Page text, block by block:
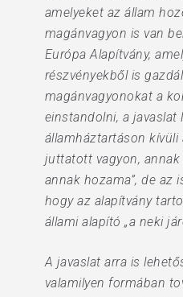
amelyeket az állam
magánvagyon is van
Európa Alapítvány,
részvényekből is
magánvagyonokat a
einstandolni, a javaslat
államháztartáson
juttatott vagyon, annak
annak hozama”, de az
hogy az alapítvány
állami alapító „a neki
A javaslat arra is
valamilyen formában